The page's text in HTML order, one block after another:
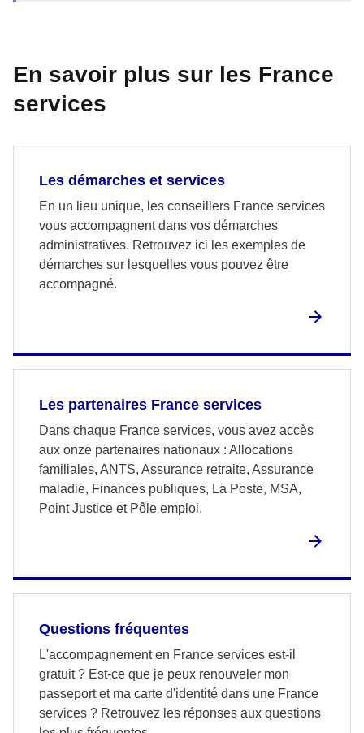
En savoir plus sur les France
services
Les démarches et services
En un lieu unique, les conseillers France services
vous accompagnent dans vos démarches
administratives. Retrouvez ici les exemples de
démarches sur lesquelles vous pouvez être
accompagné.
Les partenaires France services
Dans chaque France services, vous avez accès
aux onze partenaires nationaux : Allocations
familiales, ANTS, Assurance retraite, Assurance
maladie, Finances publiques, La Poste, MSA,
Point Justice et Pôle emploi.
Questions fréquentes
L'accompagnement en France services est-il
gratuit ? Est-ce que je peux renouveler mon
passeport et ma carte d'identité dans une France
services ? Retrouvez les réponses aux questions